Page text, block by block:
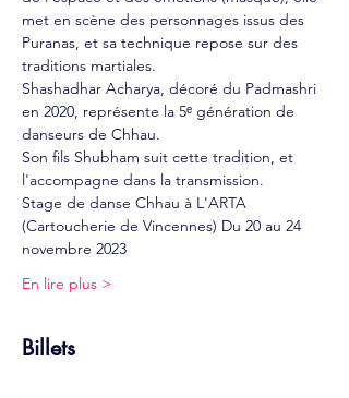
met en scène des personnages issus des
Puranas, et sa technique repose sur des
traditions martiales.
Shashadhar Acharya, décoré du Padmashri
en 2020, représente la 5ᵉ génération de
danseurs de Chhau.
Son fils Shubham suit cette tradition, et
l'accompagne dans la transmission.
Stage de danse Chhau à L'ARTA
(Cartoucherie de Vincennes) Du 20 au 24
novembre 2023
En lire plus >
Billets